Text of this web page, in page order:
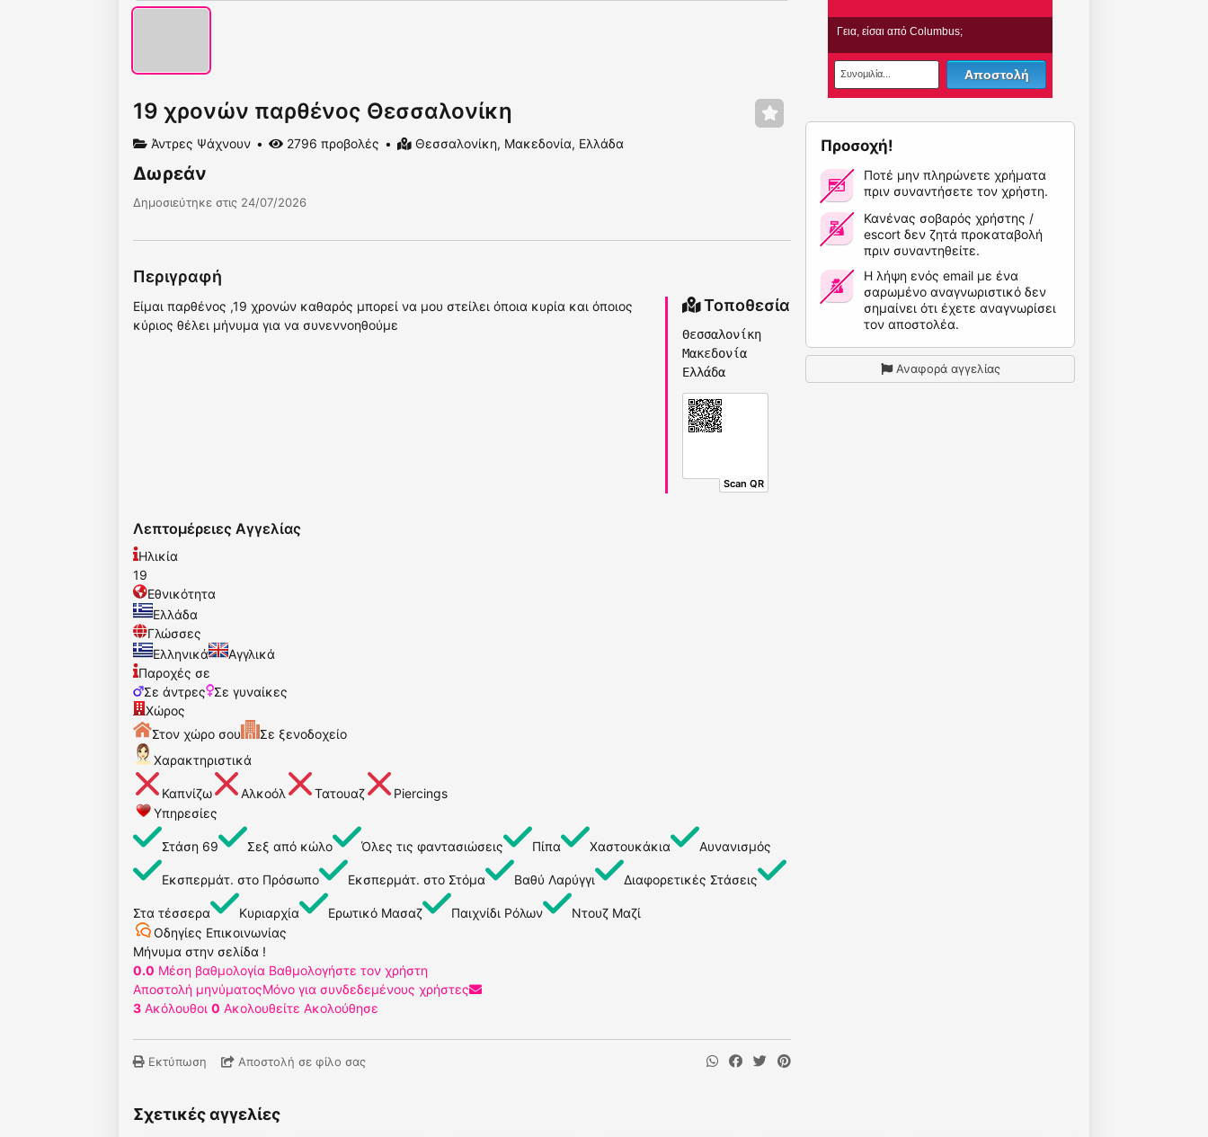
19 χρονών παρθένος Θεσσαλονίκη
Άντρες Ψάχνουν 2796 προβολές Θεσσαλονίκη, Μακεδονία, Ελλάδα
Δωρεάν
Δημοσιεύτηκε στις 24/07/2026
Περιγραφή
Τοποθεσία
Θεσσαλονίκη
Μακεδονία
Ελλάδα
Scan QR
Είμαι παρθένος ,19 χρονών καθαρός μπορεί να μου στείλει όποια κυρία και όποιος
κύριος θέλει μήνυμα για να συνεννοηθούμε
Λεπτομέρειες Αγγελίας
Ηλικία
19
Εθνικότητα
Ελλάδα
Γλώσσες
Ελληνικά
Αγγλικά
Παροχές σε
Σε άντρες
Σε γυναίκες
Χώρος
Στον χώρο σου
Σε ξενοδοχείο
Χαρακτηριστικά
Καπνίζω Αλκοόλ Τατουαζ
Piercings
Υπηρεσίες
Στάση 69 Σεξ από κώλο Όλες τις φαντασιώσεις Πίπα Χαστουκάκια Αυνανισμός
Εκσπερμάτ. στο Πρόσωπο Εκσπερμάτ. στο Στόμα Βαθύ Λαρύγγι Διαφορετικές Στάσεις
Στα τέσσερα Κυριαρχία Ερωτικό Μασαζ Παιχνίδι Ρόλων
Ντουζ Μαζί
Οδηγίες Επικοινωνίας
Μήνυμα στην σελίδα !
0.0 Μέση βαθμολογία Βαθμολογήστε τον χρήστη
Αποστολή μηνύματοςΜόνο για συνδεδεμένους χρήστες
3 Ακόλουθοι 0 Ακολουθείτε Ακολούθησε
Εκτύπωση Αποστολή σε φίλο σας
Προσοχή!
Ποτέ μην πληρώνετε χρήματα
πριν συναντήσετε τον χρήστη.
Κανένας σοβαρός χρήστης /
escort δεν ζητά προκαταβολή
πριν συναντηθείτε.
Η λήψη ενός email με ένα
σαρωμένο αναγνωριστικό δεν
σημαίνει ότι έχετε αναγνωρίσει
τον αποστολέα.
Αναφορά αγγελίας
Σχετικές αγγελίες